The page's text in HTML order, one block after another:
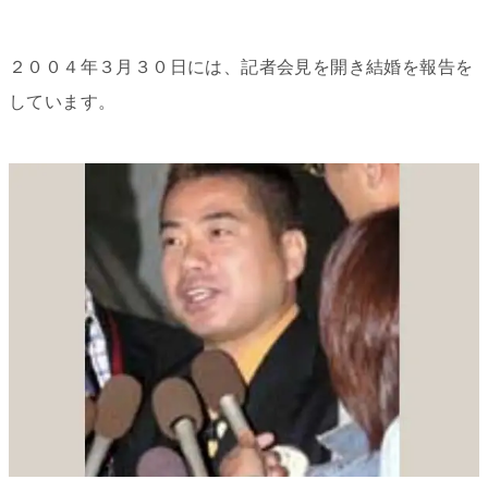
２００４年３月３０日には、記者会見を開き結婚を報告を
しています。